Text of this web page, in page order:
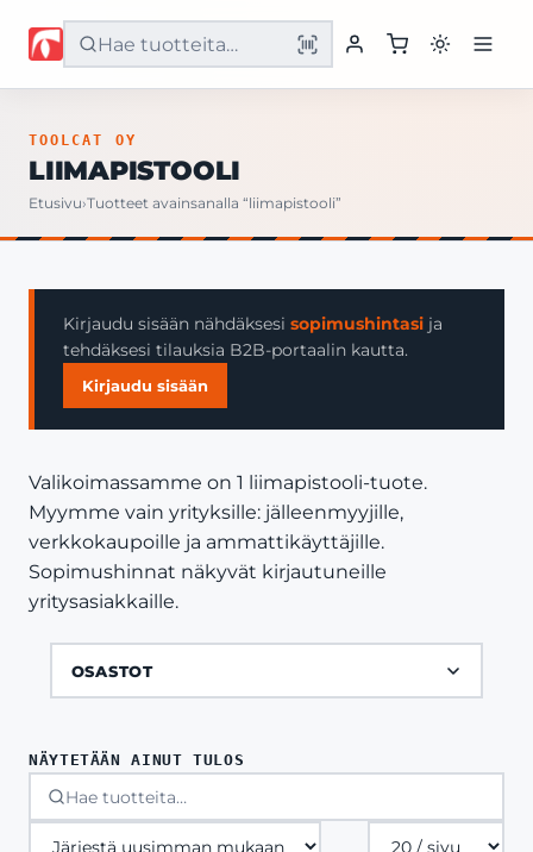
Etusivu
Yritys
Yhteystiedot
TOOLCAT OY
LIIMAPISTOOLI
Etusivu›Tuotteet avainsanalla “liimapistooli”
Kirjaudu sisään nähdäksesi sopimushintasi ja
tehdäksesi tilauksia B2B-portaalin kautta.
Kirjaudu sisään
Valikoimassamme on 1 liimapistooli-tuote.
Myymme vain yrityksille: jälleenmyyjille,
verkkokaupoille ja ammattikäyttäjille.
Sopimushinnat näkyvät kirjautuneille
yritysasiakkaille.
OSASTOT
NÄYTETÄÄN AINUT TULOS
Tuotteita